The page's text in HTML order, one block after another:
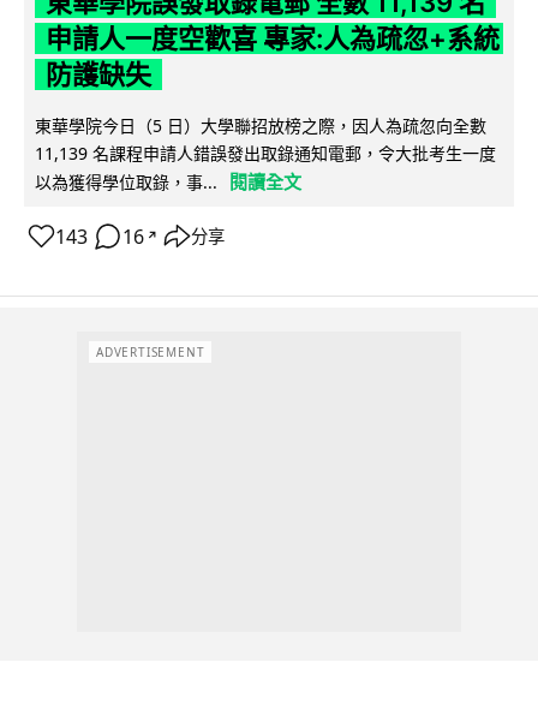
申請人一度空歡喜 專家:人為疏忽+系統
防護缺失
東華學院今日（5 日）大學聯招放榜之際，因人為疏忽向全數
11,139 名課程申請人錯誤發出取錄通知電郵，令大批考生一度
以為獲得學位取錄，事...
閱讀全文
143 16 ↗ 分享
ADVERTISEMENT